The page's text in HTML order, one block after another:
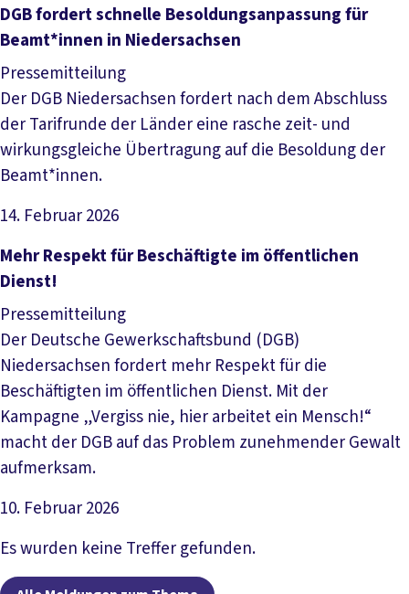
Artikel lesen
DGB fordert schnelle Besoldungsanpassung für
Beamt*innen in Niedersachsen
Pressemitteilung
Der DGB Niedersachsen fordert nach dem Abschluss
der Tarifrunde der Länder eine rasche zeit- und
wirkungsgleiche Übertragung auf die Besoldung der
Beamt*innen.
14. Februar 2026
Artikel lesen
Mehr Respekt für Beschäftigte im öffentlichen
Dienst!
Pressemitteilung
Der Deutsche Gewerkschaftsbund (DGB)
Niedersachsen fordert mehr Respekt für die
Beschäftigten im öffentlichen Dienst. Mit der
Kampagne „Vergiss nie, hier arbeitet ein Mensch!“
macht der DGB auf das Problem zunehmender Gewalt
aufmerksam.
10. Februar 2026
Artikel lesen
Es wurden keine Treffer gefunden.